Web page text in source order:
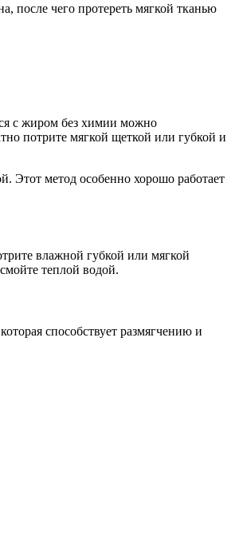
после чего протереть мягкой тканью
с жиром без химии можно
потрите мягкой щеткой или губкой и
Этот метод особенно хорошо работает
влажной губкой или мягкой
теплой водой.
способствует размягчению и